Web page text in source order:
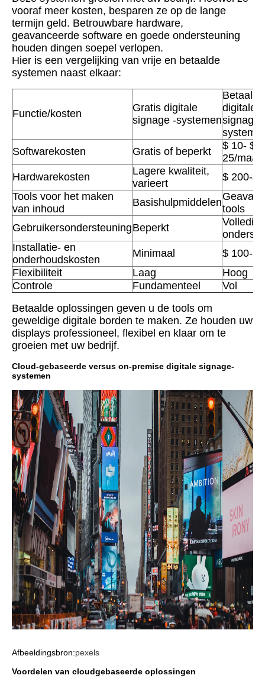
vooraf meer kosten, besparen ze op de lange
termijn geld. Betrouwbare hardware,
geavanceerde software en goede ondersteuning
houden dingen soepel verlopen.
Hier is een vergelijking van vrije en betaalde
systemen naast elkaar:
Functie/kosten
Gratis digitale
signage -systemen
Betaalde
digitale
signage
Softwarekosten
Gratis of beperkt
$ 10- $
25/
Hardwarekosten
Lagere kwaliteit,
varieert
$ 200-$
Tools voor het maken
van inhoud
Basishulpmiddelen
tools
GebruikersondersteuningBeperkt
Volledige
Installatie- en
onderhoudskosten
Minimaal
$ 100- $
Flexibiliteit
Laag
Hoog
Controle
Fundamenteel
Vol
Betaalde oplossingen geven u de tools om
geweldige digitale borden te maken. Ze houden uw
displays professioneel, flexibel en klaar om te
groeien met uw bedrijf.
Cloud-gebaseerde versus on-premise digitale signage-
systemen
Afbeeldingsbron:pexels
Voordelen van cloudgebaseerde oplossingen